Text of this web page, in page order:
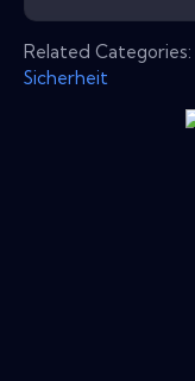
Related Categories:
Sicherheit